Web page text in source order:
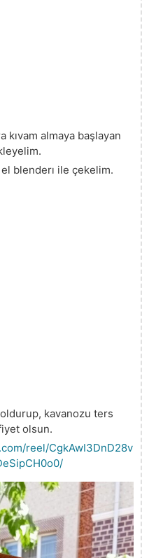
kıvam almaya başlayan
blenderı ile çekelim.
kavanozu ters
olsun.
reel/CgkAwI3DnD28v